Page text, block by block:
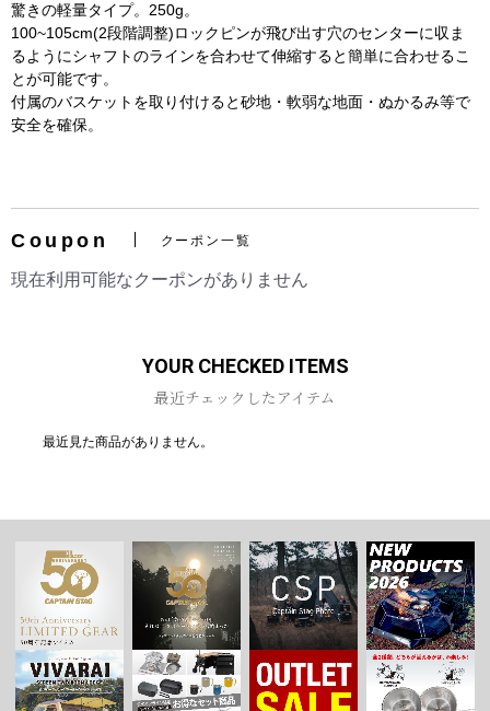
驚きの軽量タイプ。250g。
100~105cm(2段階調整)ロックピンが飛び出す穴のセンターに収ま
るようにシャフトのラインを合わせて伸縮すると簡単に合わせるこ
とが可能です。
付属のバスケットを取り付けると砂地・軟弱な地面・ぬかるみ等で
安全を確保。
Coupon クーポン一覧
現在利用可能なクーポンがありません
YOUR CHECKED ITEMS
最近チェックしたアイテム
最近見た商品がありません。